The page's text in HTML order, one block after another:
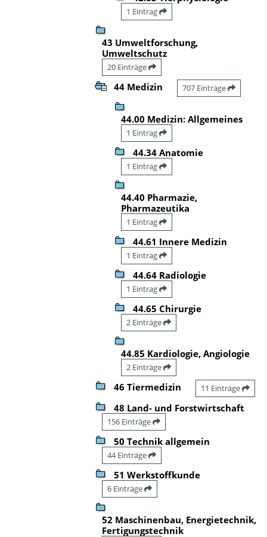
1 Eintrag
43 Umweltforschung,
Umweltschutz
20 Einträge
44 Medizin 707 Einträge
44.00 Medizin: Allgemeines
1 Eintrag
44.34 Anatomie
1 Eintrag
44.40 Pharmazie,
Pharmazeutika
1 Eintrag
44.61 Innere Medizin
1 Eintrag
44.64 Radiologie
1 Eintrag
44.65 Chirurgie
2 Einträge
44.85 Kardiologie, Angiologie
2 Einträge
46 Tiermedizin 11 Einträge
48 Land- und Forstwirtschaft
156 Einträge
50 Technik allgemein
44 Einträge
51 Werkstoffkunde
6 Einträge
52 Maschinenbau, Energietechnik,
Fertigungstechnik